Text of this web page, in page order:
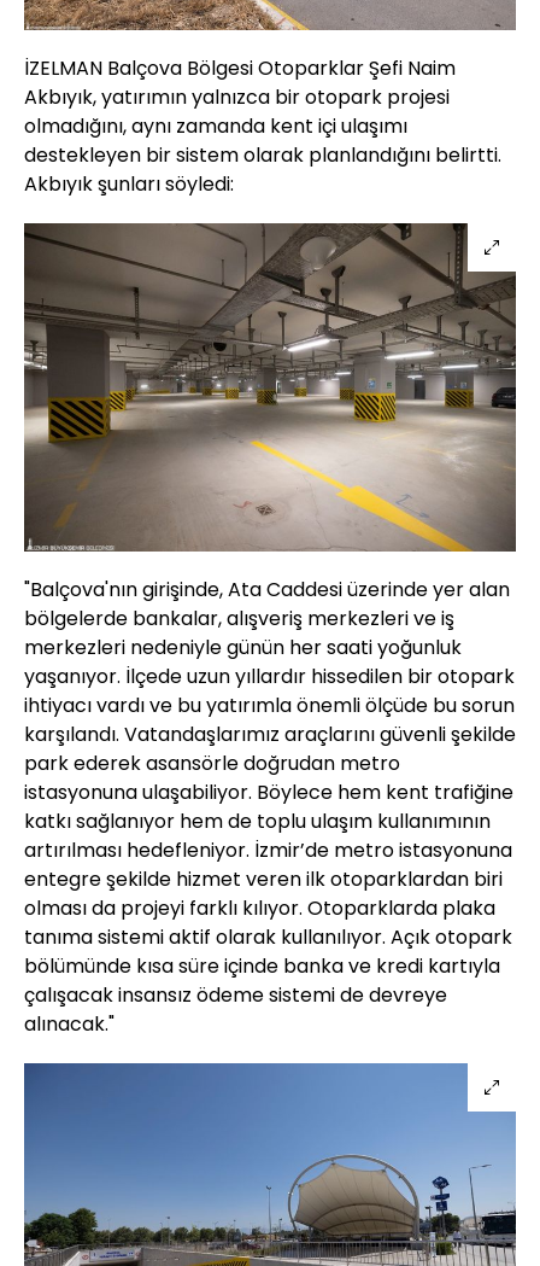
İZELMAN Balçova Bölgesi Otoparklar Şefi Naim
Akbıyık, yatırımın yalnızca bir otopark projesi
olmadığını, aynı zamanda kent içi ulaşımı
destekleyen bir sistem olarak planlandığını belirtti.
Akbıyık şunları söyledi:
"Balçova'nın girişinde, Ata Caddesi üzerinde yer alan
bölgelerde bankalar, alışveriş merkezleri ve iş
merkezleri nedeniyle günün her saati yoğunluk
yaşanıyor. İlçede uzun yıllardır hissedilen bir otopark
ihtiyacı vardı ve bu yatırımla önemli ölçüde bu sorun
karşılandı. Vatandaşlarımız araçlarını güvenli şekilde
park ederek asansörle doğrudan metro
istasyonuna ulaşabiliyor. Böylece hem kent trafiğine
katkı sağlanıyor hem de toplu ulaşım kullanımının
artırılması hedefleniyor. İzmir’de metro istasyonuna
entegre şekilde hizmet veren ilk otoparklardan biri
olması da projeyi farklı kılıyor. Otoparklarda plaka
tanıma sistemi aktif olarak kullanılıyor. Açık otopark
bölümünde kısa süre içinde banka ve kredi kartıyla
çalışacak insansız ödeme sistemi de devreye
alınacak."